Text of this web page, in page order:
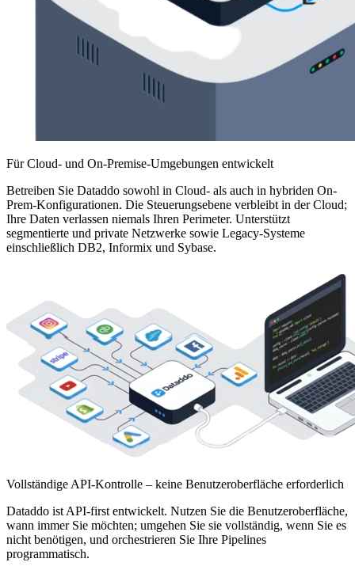
Für Cloud- und On-Premise-Umgebungen entwickelt
Betreiben Sie Dataddo sowohl in Cloud- als auch in hybriden On-
Prem-Konfigurationen. Die Steuerungsebene verbleibt in der Cloud;
Ihre Daten verlassen niemals Ihren Perimeter. Unterstützt
segmentierte und private Netzwerke sowie Legacy-Systeme
einschließlich DB2, Informix und Sybase.
Vollständige API-Kontrolle – keine Benutzeroberfläche erforderlich
Dataddo ist API-first entwickelt. Nutzen Sie die Benutzeroberfläche,
wann immer Sie möchten; umgehen Sie sie vollständig, wenn Sie es
nicht benötigen, und orchestrieren Sie Ihre Pipelines
programmatisch.